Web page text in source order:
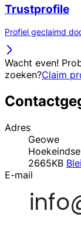
Trustprofile
Profiel geclaimd
Wacht even!
zoeken?Claim
Adres
Geowe
2665KB
E-mail